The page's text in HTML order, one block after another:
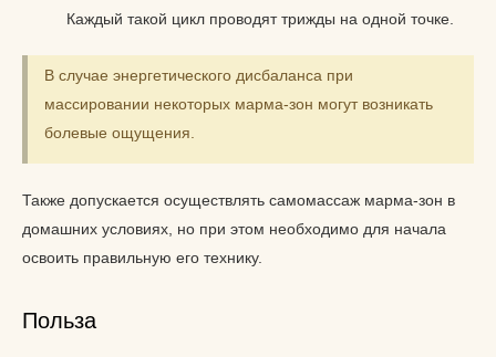
Каждый такой цикл проводят трижды на одной точке.
В случае энергетического дисбаланса при
массировании некоторых марма-зон могут возникать
болевые ощущения.
Также допускается осуществлять самомассаж марма-зон в
домашних условиях, но при этом необходимо для начала
освоить правильную его технику.
Польза